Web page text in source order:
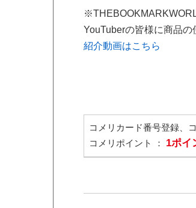
YouTuberの皆様に商品の
紹介動画はこちら
コメリカード番号登録、
コメリポイント ： 1ポイ